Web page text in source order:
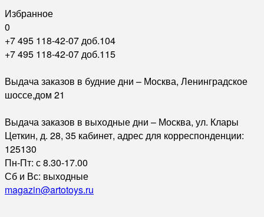
Избранное
0
+7 495 118-42-07 доб.104
+7 495 118-42-07 доб.115
Выдача заказов в будние дни – Москва, Ленинградское
шоссе,дом 21
Выдача заказов в выходные дни – Москва, ул. Клары
Цеткин, д. 28, 35 кабинет, адрес для корреспонденции:
125130
Пн-Пт: с 8.30-17.00
Сб и Вс: выходные
magazin@artotoys.ru